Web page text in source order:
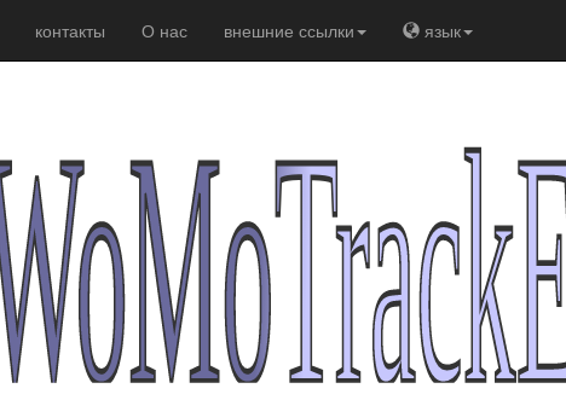
контакты О нас внешние ссылки язык